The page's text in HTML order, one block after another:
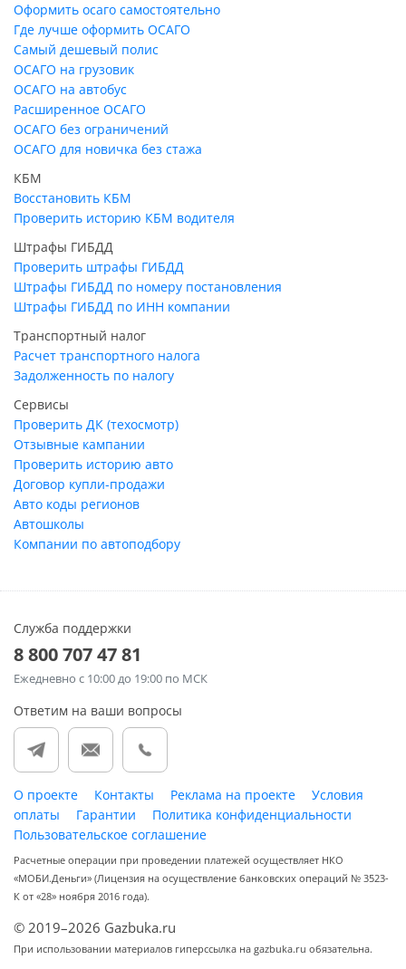
Оформить осаго самостоятельно
Где лучше оформить ОСАГО
Самый дешевый полис
ОСАГО на грузовик
ОСАГО на автобус
Расширенное ОСАГО
ОСАГО без ограничений
ОСАГО для новичка без стажа
КБМ
Восстановить КБМ
Проверить историю КБМ водителя
Штрафы ГИБДД
Проверить штрафы ГИБДД
Штрафы ГИБДД по номеру постановления
Штрафы ГИБДД по ИНН компании
Транспортный налог
Расчет транспортного налога
Задолженность по налогу
Сервисы
Проверить ДК (техосмотр)
Отзывные кампании
Проверить историю авто
Договор купли-продажи
Авто коды регионов
Автошколы
Компании по автоподбору
Служба поддержки
8 800 707 47 81
Ежедневно с 10:00 до 19:00 по МСК
Ответим на ваши вопросы
О проекте Контакты Реклама на проекте
Условия
оплаты
Гарантии
Политика конфиденциальности
Пользовательское соглашение
Расчетные операции при проведении платежей осуществляет НКО
«МОБИ.Деньги» (Лицензия на осуществление банковских операций № 3523-
К от «28» ноября 2016 года).
© 2019–2026 Gazbuka.ru
При использовании материалов гиперссылка на gazbuka.ru обязательна.